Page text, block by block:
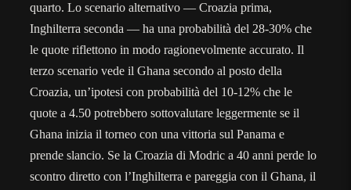
quarto. Lo scenario alternativo — Croazia prima,
Inghilterra seconda — ha una probabilità del 28-30% che
le quote riflettono in modo ragionevolmente accurato. Il
terzo scenario vede il Ghana secondo al posto della
Croazia, un’ipotesi con probabilità del 10-12% che le
quote a 4.50 potrebbero sottovalutare leggermente se il
Ghana inizia il torneo con una vittoria sul Panama e
prende slancio. Se la Croazia di Modric a 40 anni perde lo
scontro diretto con l’Inghilterra e pareggia con il Ghana, il